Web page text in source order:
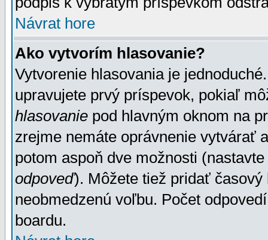
Návrat hore
Ako vytvorím hlasovanie?
Vytvorenie hlasovania je
upravujete prvý príspevok, pokiaľ
hlasovanie pod hlavným oknom na
zrejme nemáte oprávnenie vytvárať
potom aspoň dve možnosti
odpoveď). Môžete tiež pridať
neobmedzenú voľbu. Počet
boardu.